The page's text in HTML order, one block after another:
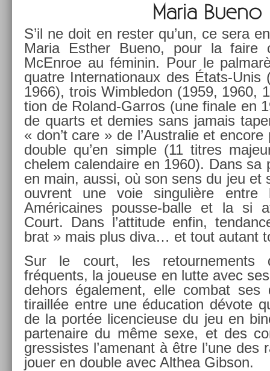
Maria Bueno
S’il ne doit en re­st­er qu’un, ce sera
Maria Esth­er Bueno, pour la faire
McEn­roe au féminin. Pour le
quat­re In­ter­nationaux des États-Unis
1966), trois Wimbledon (1959, 1960,
tion de Roland-Garros (une fin­ale en
de quarts et de­m­ies sans jamais
« don’t care » de l’Australie et
doub­le qu’en sim­ple (11 tit­res
chelem calen­daire en 1960). Dans sa
en main, aussi, où son sens du jeu et
ouv­rent une voie sin­guliè­re entre
Américaines pousse-balle et la si
Court. Dans l’at­titude enfin,
brat » mais plus diva… et tout autant
Sur le court, les re­tour­ne­ments
fréquents, la joueuse en lutte avec
dehors égale­ment, elle com­bat ses
tiraillée entre une éduca­tion dévote
de la portée li­cen­cieuse du jeu en
par­tenaire du même sexe, et des
gres­sistes l’amenant à être l’une des
jouer en doub­le avec Al­thea Gib­son.